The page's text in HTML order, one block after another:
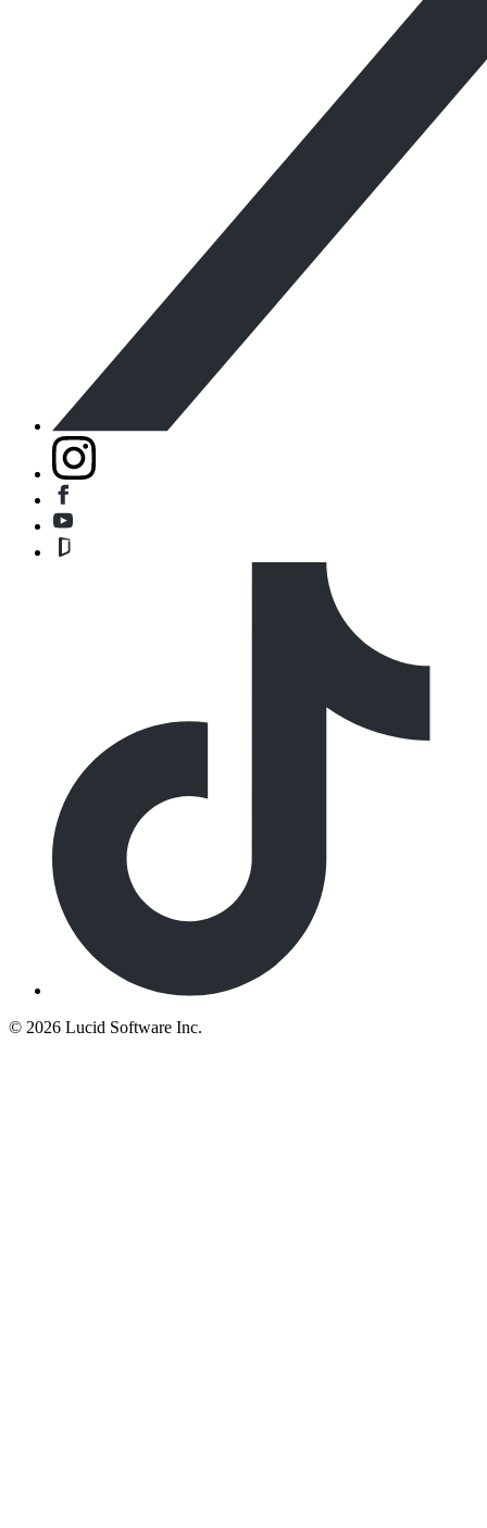
© 2026 Lucid Software Inc.